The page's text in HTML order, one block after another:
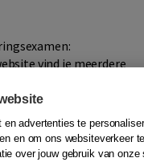
vind je meerdere
onderdeel Kennis
voor het
doen.
advertenties te
en om ons websiteverkeer te
over jouw gebruik van onze